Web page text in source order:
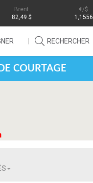
Brent
82,49 $
/$
1,1556
RECHERCHER
COURTAGE